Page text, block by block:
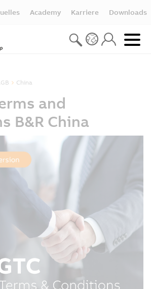
Academy Karriere Downloads
China
and
B&R China